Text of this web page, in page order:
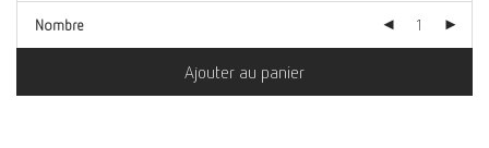
Nombre
Ajouter au panier